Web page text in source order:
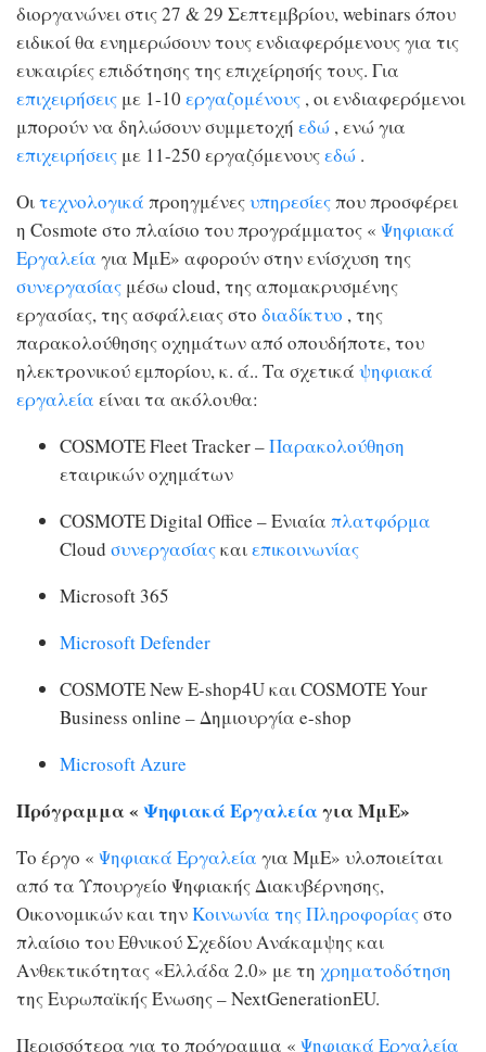
διοργανώνει στις 27 & 29 Σεπτεμβρίου, webinars όπου
ειδικοί θα ενημερώσουν τους ενδιαφερόμενους για τις
ευκαιρίες επιδότησης της επιχείρησής τους. Για
επιχειρήσεις με 1-10 εργαζομένους , οι ενδιαφερόμενοι
μπορούν να δηλώσουν συμμετοχή εδώ , ενώ για
επιχειρήσεις με 11-250 εργαζόμενουςεδώ .
Οιτεχνολογικά προηγμένεςυπηρεσίεςπου προσφέρει
η Cosmote στο πλαίσιο του προγράμματος « Ψηφιακά
Εργαλεία για ΜμΕ» αφορούν στην ενίσχυση της
συνεργασίας μέσω cloud, της απομακρυσμένης
εργασίας, της ασφάλειας στο διαδίκτυο , της
παρακολούθησης οχημάτων από οπουδήποτε, του
ηλεκτρονικού εμπορίου, κ. ά.. Τα σχετικά ψηφιακά
εργαλεία είναι τα ακόλουθα:
COSMOTE Fleet Tracker –Παρακολούθηση
εταιρικών οχημάτων
COSMOTE Digital Office – Ενιαία πλατφόρμα
Cloud συνεργασίαςκαιεπικοινωνίας
Μicrosoft 365
Microsoft Defender
COSMOTE New E-shop4U και COSMOTE Your
Business online – Δημιουργία e-shop
Microsoft Azure
Πρόγραμμα « Ψηφιακά Εργαλείαγια ΜμΕ»
Το έργο « Ψηφιακά Εργαλεία για ΜμΕ» υλοποιείται
από τα Υπουργείο Ψηφιακής Διακυβέρνησης,
Οικονομικών και τηνΚοινωνία της Πληροφορίαςστο
πλαίσιο του Εθνικού Σχεδίου Ανάκαμψης και
Ανθεκτικότητας «Ελλάδα 2.0» με τη χρηματοδότηση
της Ευρωπαϊκής Ένωσης – NextGenerationEU.
Περισσότερα για το πρόγραμμα « Ψηφιακά Εργαλεία